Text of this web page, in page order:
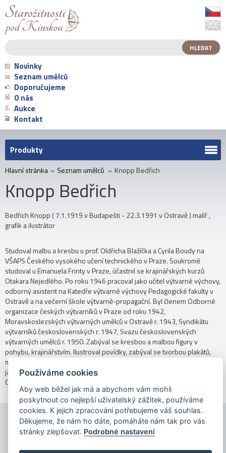
Novinky
Seznam umělců
Doporučujeme
O nás
Aukce
Kontakt
Produkty
Hlavní stránka » Seznam umělců » Knopp Bedřich
Knopp Bedřich
Bedřich Knopp ( 7.1.1919 v Budapešti - 22.3.1991 v Ostravě ) malíř ,
grafik a ilustrátor
Studoval malbu a kresbu u prof. Oldřicha Blažíčka a Cyrila Boudy na
VŠAPS Českého vysokého učení technického v Praze. Soukromě
studoval u Emanuela Frinty v Praze, účastnil se krajinářských kurzů
Otakara Nejedlého. Po roku 1946 pracoval jako učitel výtvarné výchovy,
odborný asistent na Katedře výtvarné výchovy Pedagogické fakulty v
Ostravě a na večerní škole výtvarně-propagační. Byl členem Odborné
organizace českých výtvarníků v Praze od roku 1942,
Moravskoslezských výtvarných umělců v Ostravě r. 1943, Syndikátu
výtvarníků československých r. 1947, Svazu československých
výtvarných umělců r. 1950. Zabýval se kresbou a malbou figury v
pohybu, krajinářstvím. Ilustroval povídky, zabýval se tvorbou plakátů,
mezi lety 1960 - 1985 spolupracoval se Státním divadlem v Ostravě
jako jevištní výtvarník. Vystavoval samostatně a kolektivně zejména v
Ostravě. Svými díly je zastoupený v muzeu v Klimkovicích.
Používáme cookies
Aby web běžel jak má a abychom vám mohli
poskytnout co nejlepší uživatelský zážitek, používáme
cookies. K jejich zpracování potřebujeme váš souhlas.
Děkujeme, že nám ho dáte, pomáháte nám tak pro vás
stránky zlepšovat. Podrobné nastavení